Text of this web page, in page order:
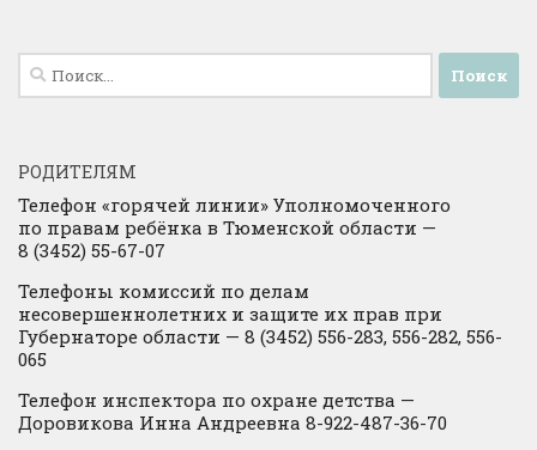
Найти:
РОДИТЕЛЯМ
Телефон «горячей линии» Уполномоченного
по правам ребёнка в Тюменской области —
8 (3452) 55-67-07
Телефоны комиссий по делам
несовершеннолетних и защите их прав при
Губернаторе области — 8 (3452) 556-283, 556-282, 556-
065
Телефон инспектора по охране детства —
Доровикова Инна Андреевна 8-922-487-36-70